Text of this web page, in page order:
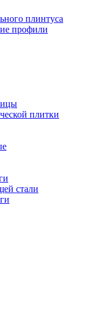
плинтуса
профили
плитки
стали